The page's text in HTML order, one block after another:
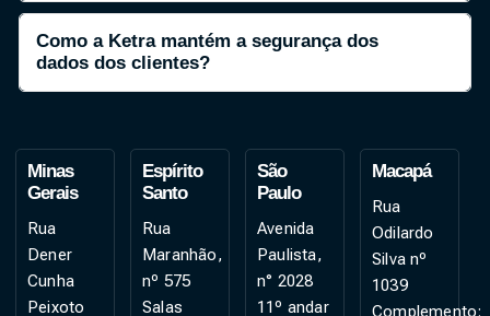
Como a Ketra mantém a segurança dos
dados dos clientes?
Minas
Gerais
Rua
Dener
Cunha
Peixoto
Espírito
Santo
Rua
Maranhão,
nº 575
Salas
São
Paulo
Avenida
Paulista,
n° 2028
11º andar
Macapá
Rua
Odilardo
Silva nº
1039
Complemento: